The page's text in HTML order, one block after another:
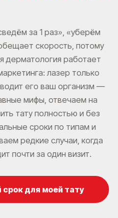
за 1 раз», «уберём
скорость, потому
дерматология работает
лазер только
его ваш организм —
мифы, отвечаем на
тату полностью и без
сроки по типам и
редкие случаи, когда
почти за один визит.
для моей тату